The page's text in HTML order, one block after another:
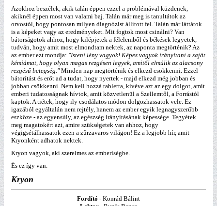
Azokhoz beszélek, akik talán éppen ezzel a problémával küzdenek,
akiknél éppen most van valami baj. Talán már meg is tanultátok az
orvostól, hogy pontosan milyen diagnózist állított fel. Talán már láttátok
is a képeket vagy az eredményeket. Mit fogtok most csinálni? Van
bátorságotok ahhoz, hogy kilépjetek a félelemből és békések legyetek,
tudván, hogy amit most elmondtam nektek, az naponta megtörténik? Az
az ember ezt mondja: "Isteni lény vagyok! Képes vagyok irányítani a saját
kémiámat, hogy olyan magas rezgésen legyek, amitől elmúlik az alacsony
rezgésű betegség."Minden nap megtörténik és elkezd csökkenni. Ezzel
bátorítást és erőt ad a tudat, hogy nyertek - majd elkezd még jobban és
jobban csökkenni. Nem kell hozzá tabletta, kivéve azt az egy dolgot, amit
emberi tudatosságnak hívtok, amit közvetlenül a Szellemtől, a Forrástól
kaptok. A tiétek, hogy ily csodálatos módon dolgozhassatok vele. Ez
igazából egyáltalán nem rejtély, hanem az ember egyik legnagyszerűbb
eszköze - az egyensúly, az egészség irányításának képessége. Tegyétek
meg magatokért azt, amire szükségetek van ahhoz, hogy
végigsétálhassatok ezen a zűrzavaros világon! Ez a legjobb hír, amit
Kryonként adhatok nektek.
Kryon vagyok, aki szerelmes az emberiségbe.
És ez így van.
Kryon
Fordító - Konrád Bálint